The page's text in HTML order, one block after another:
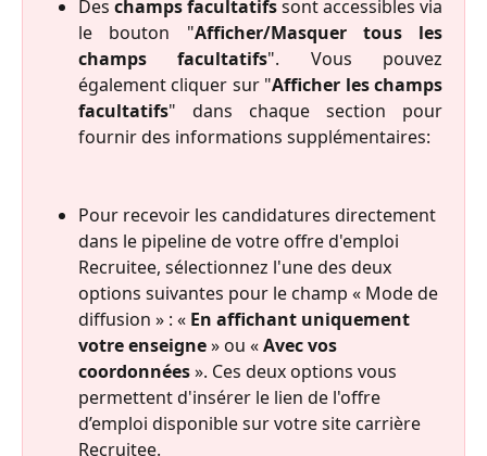
Des champs facultatifssont accessibles via
le bouton "Afficher/Masquer tous les
champs facultatifs". Vous pouvez
également cliquer sur "Afficher les champs
facultatifs" dans chaque section pour
fournir des informations supplémentaires:
Pour recevoir les candidatures directement
dans le pipeline de votre offre d'emploi
Recruitee, sélectionnez l'une des deux
options suivantes pour le champ « Mode de
diffusion » : « En affichant uniquement
votre enseigne » ou « Avec vos
coordonnées ». Ces deux options vous
permettent d'insérer le lien de l'offre
d’emploi disponible sur votre site carrière
Recruitee.